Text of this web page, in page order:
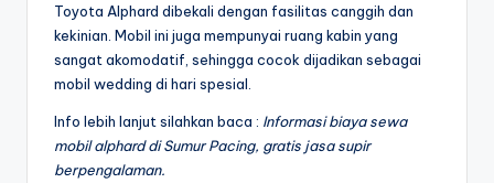
Toyota Alphard dibekali dengan fasilitas canggih dan
kekinian. Mobil ini juga mempunyai ruang kabin yang
sangat akomodatif, sehingga cocok dijadikan sebagai
mobil wedding di hari spesial.
Info lebih lanjut silahkan baca : Informasi biaya sewa
mobil alphard di Sumur Pacing, gratis jasa supir
berpengalaman.